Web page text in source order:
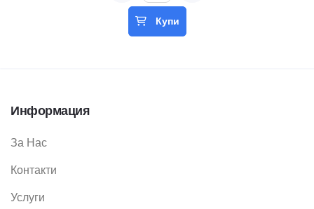
Купи
Информация
За Нас
Контакти
Услуги